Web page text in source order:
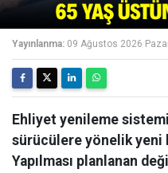
Yayınlanma: 09 Ağustos 2026
Ehliyet yenileme
sürücülere yönelik yeni
Yapılması planlanan